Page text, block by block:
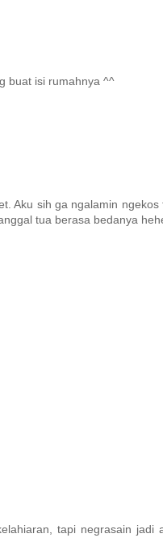
buat isi rumahnya ^^
Aku sih ga ngalamin
tua berasa bedanya
tapi negrasain jadi